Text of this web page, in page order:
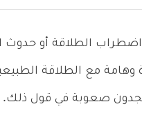
الطلاقة أو
مع الطلاقة
صعوبة في قول ذلك.